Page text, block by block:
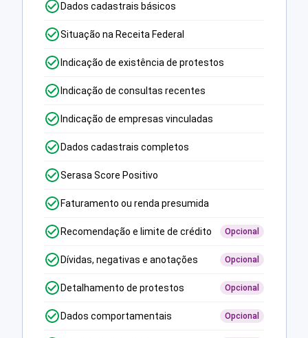
Dados cadastrais básicos
Situação na Receita Federal
Indicação de existência de protestos
Indicação de consultas recentes
Indicação de empresas vinculadas
Dados cadastrais completos
Serasa Score Positivo
Faturamento ou renda presumida
Recomendação e limite de crédito Opcional
Dívidas, negativas e anotações Opcional
Detalhamento de protestos Opcional
Dados comportamentais Opcional